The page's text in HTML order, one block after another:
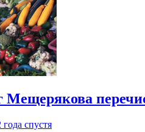
Мещерякова
года спустя